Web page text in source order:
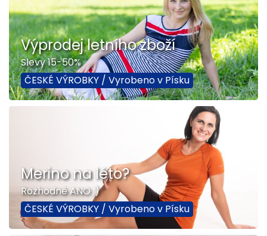
Výprodej letního zboží
Slevy 15-50%
ČESKÉ VÝROBKY / Vyrobeno v Písku
Merino na léto?
Rozhodně ANO ;)
ČESKÉ VÝROBKY / Vyrobeno v Písku